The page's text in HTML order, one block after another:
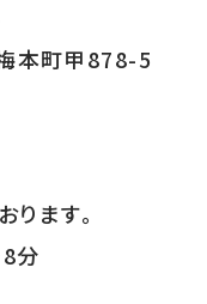
本町甲878-5
ます。
分